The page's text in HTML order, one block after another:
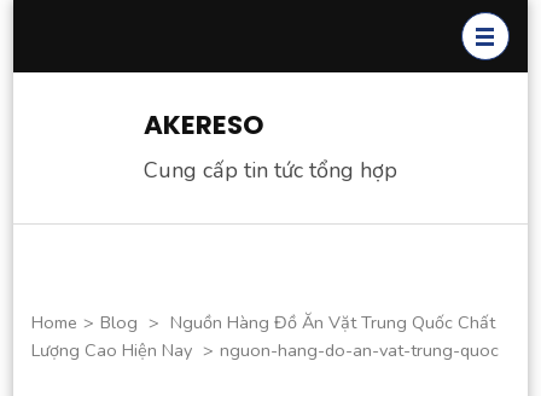
AKERESO
Cung cấp tin tức tổng hợp
Home > Blog > Nguồn Hàng Đồ Ăn Vặt Trung Quốc Chất
Lượng Cao Hiện Nay > nguon-hang-do-an-vat-trung-quoc